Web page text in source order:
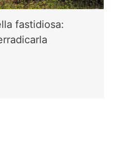
fastidiosa: